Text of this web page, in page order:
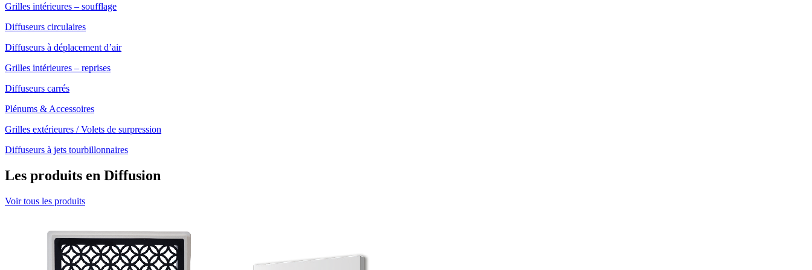
Grilles intérieures – soufflage
Diffuseurs circulaires
Diffuseurs à déplacement d’air
Grilles intérieures – reprises
Diffuseurs carrés
Plénums & Accessoires
Grilles extérieures / Volets de surpression
Diffuseurs à jets tourbillonnaires
Les produits en Diffusion
Voir tous les produits